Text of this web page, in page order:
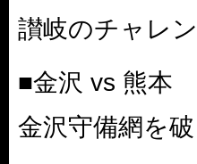
讃岐のチャレ
■金沢 vs 熊本
金沢守備網を